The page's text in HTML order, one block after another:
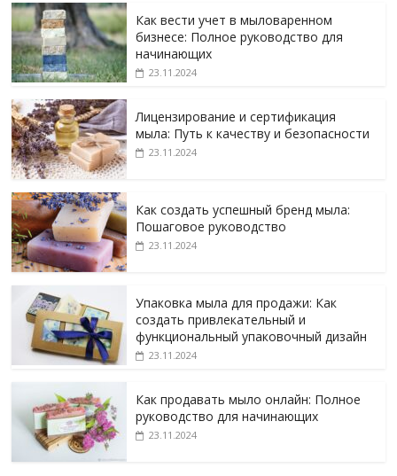
Как вести учет в мыловаренном
бизнесе: Полное руководство для
начинающих
23.11.2024
Лицензирование и сертификация
мыла: Путь к качеству и безопасности
23.11.2024
Как создать успешный бренд мыла:
Пошаговое руководство
23.11.2024
Упаковка мыла для продажи: Как
создать привлекательный и
функциональный упаковочный дизайн
23.11.2024
Как продавать мыло онлайн: Полное
руководство для начинающих
23.11.2024